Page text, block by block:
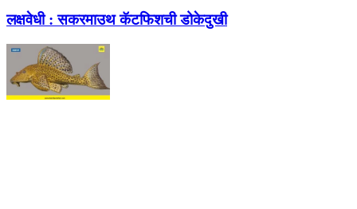
लक्षवेधी : सकरमाउथ कॅटफिशची डोकेदुखी